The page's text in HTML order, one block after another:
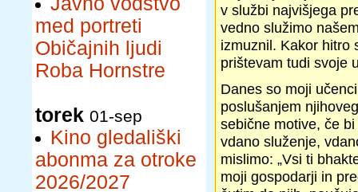
med portreti
Običajnih ljudi
Roba Hornstre
torek 01-sep
Kino gledališki
abonma za otroke
2026/2027
v službi najvišjega
vedno služimo
izmuznil. Kakor hitro
prištevam tudi svoje
Danes so moji
poslušanjem
sebične motive, če
vdano služenje,
mislimo: „Vsi ti
moji gospodarji in